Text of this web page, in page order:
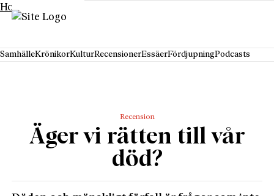
Hoppa till innehåll
SamhälleKrönikorKulturRecensionerEssäerFördjupningPodcasts
Recension
Äger vi rätten till vår
död?